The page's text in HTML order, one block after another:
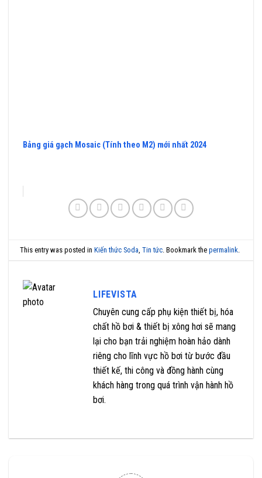
Bảng giá gạch Mosaic (Tính theo M2) mới nhất 2024
This entry was posted inKiến thức Soda ,Tin tức . Bookmark thepermalink
LIFEVISTA
Chuyên cung cấp phụ kiện thiết bị, hóa
chất hồ bơi & thiết bị xông hơi sẽ mang
lại cho bạn trải nghiệm hoàn hảo dành
riêng cho lĩnh vực hồ bơi từ bước đầu
thiết kế, thi công và đồng hành cùng
khách hàng trong quá trình vận hành hồ
bơi.